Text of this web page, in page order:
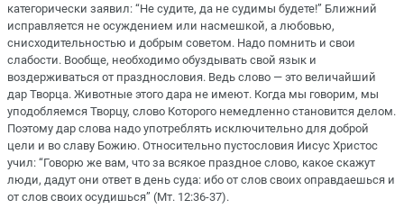
категорически заявил: “Не судите, да не судимы будете!” Ближний
исправляется не осуждением или насмешкой, а любовью,
снисходительностью и добрым советом. Надо помнить и свои
слабости. Вообще, необходимо обуздывать свой язык и
воздерживаться от празднословия. Ведь слово — это величайший
дар Творца. Животные этого дара не имеют. Когда мы говорим, мы
уподобляемся Творцу, слово Которого немедленно становится делом.
Поэтому дар слова надо употреблять исключительно для доброй
цели и во славу Божию. Относительно пустословия Иисус Христос
учил: “Говорю же вам, что за всякое праздное слово, какое скажут
люди, дадут они ответ в день суда: ибо от слов своих оправдаешься и
от слов своих осудишься” (Мт. 12:36-37).